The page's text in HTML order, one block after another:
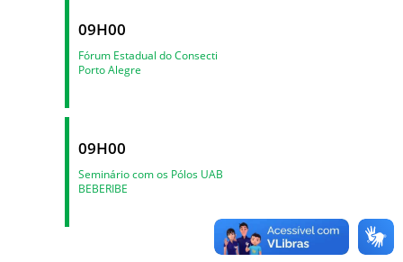
09H00
Fórum Estadual do Consecti
Porto Alegre
09H00
Seminário com os Pólos UAB
BEBERIBE